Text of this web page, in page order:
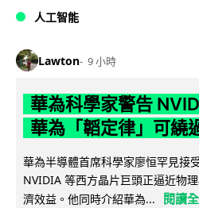
人工智能
Lawton 9 小時
華為科學家警告
華為「韜定律」可繞
華為半導體首席科學家廖恒罕見接
NVIDIA 等西方晶片巨頭正逼近物
濟效益。他同時介紹華為...
閱讀